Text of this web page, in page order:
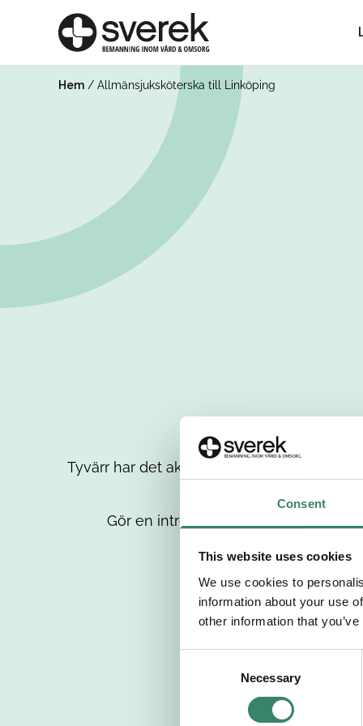
Consent
This website uses cookies
We use cookies to
information about your use
other information that
Necessary
Hem / Allmänsjuksköterska till Linköping
Tyvärr har det aktuella jobbet tagits bort
Gör en intresseanmälan så